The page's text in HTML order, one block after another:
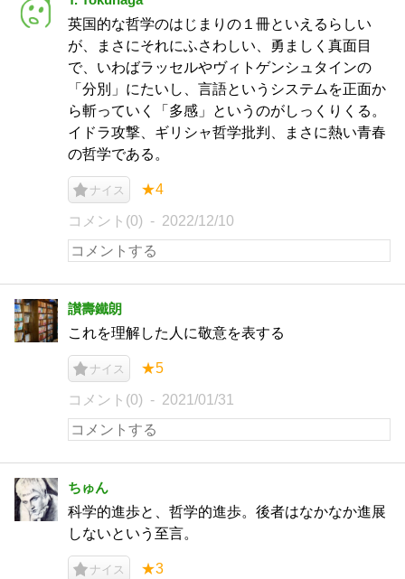
英国的な哲学のはじまりの１冊といえるらしい
が、まさにそれにふさわしい、勇ましく真面目
で、いわばラッセルやヴィトゲンシュタインの
「分別」にたいし、言語というシステムを正面か
ら斬っていく「多感」というのがしっくりくる。
イドラ攻撃、ギリシャ哲学批判、まさに熱い青春
の哲学である。
ナイス ★4
コメント(0) 2022/12/10
讃壽鐵朗
これを理解した人に敬意を表する
ナイス ★5
コメント(0) 2021/01/31
ちゅん
科学的進歩と、哲学的進歩。後者はなかなか進展
しないという至言。
ナイス ★3